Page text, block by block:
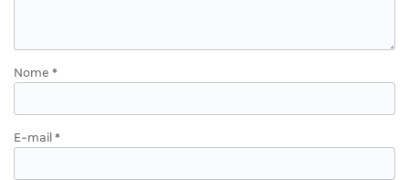
Nome *
E-mail *